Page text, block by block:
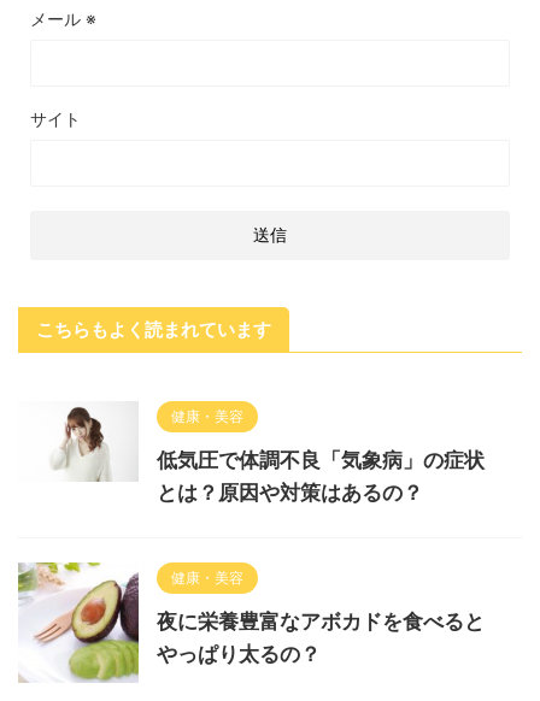
メール ※
サイト
こちらもよく読まれています
健康・美容
低気圧で体調不良「気象病」の症状
とは？原因や対策はあるの？
健康・美容
夜に栄養豊富なアボカドを食べると
やっぱり太るの？